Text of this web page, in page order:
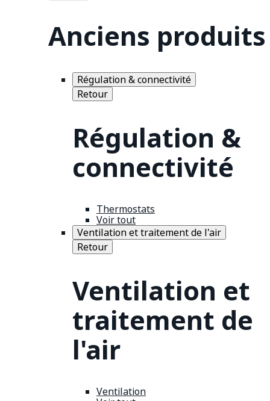
Anciens produits
Régulation & connectivité
Retour
Régulation &
connectivité
Thermostats
Voir tout
Ventilation et traitement de l'air
Retour
Ventilation et
traitement de
l'air
Ventilation